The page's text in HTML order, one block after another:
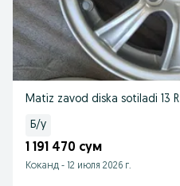
Matiz zavod diska sotiladi 13 R
Б/у
1 191 470 сум
Коканд - 12 июля 2026 г.